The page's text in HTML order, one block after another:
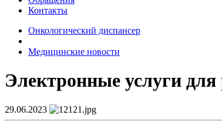
Контакты
Онкологический диспансер
Медицинские новости
Электронные услуги для
29.06.2023